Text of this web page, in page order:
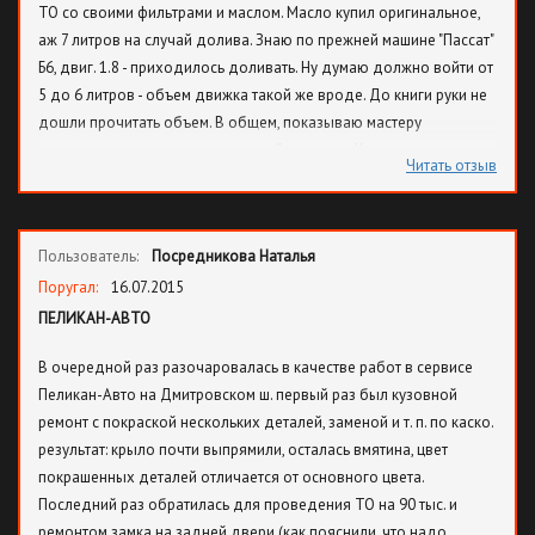
ТО со своими фильтрами и маслом. Масло купил оригинальное,
аж 7 литров на случай долива. Знаю по прежней машине "Пассат"
Б6, двиг. 1.8 - приходилось доливать. Ну думаю должно войти от
5 до 6 литров - объем движка такой же вроде. До книги руки не
дошли прочитать объем. В общем, показываю мастеру
пакете не оговаривал с ним. Приоткрыл, показал что есть и все.
Через 2-3 часа звонок -готова! Принимаю машину и, что же я
вижу на щупе! Щуп наполовину в масле! Я прошу долить до
отметки почти максимум, на что он мне отвечает, а мы все масло
вам залили, больше нет. Проверил багажник и салон,
литров залили в двигатель 1.8 и при том щуп на половину в
масле???? Ответ последовал тупой, детский, некорректный: "А я
не знаю, вот слесарь залил и сказал все, нет больше".
Соответственно, я уже понял, что залили они свое масло из
бочки, а мой оригинал забрали себе под шумок. И, как я сейчас
докажу, что у меня было 7 литров, нереально думаю. Ну да,
Читать отзыв
Пользователь:
Посредникова Наталья
Поругал:
16.07.2015
ПЕЛИКАН-АВТО
В очередной раз разочаровалась в качестве работ в сервисе
Пеликан-Авто на Дмитровском ш. первый раз был кузовной
ремонт с покраской нескольких деталей, заменой и т. п. по каско.
результат: крыло почти выпрямили, осталась вмятина, цвет
покрашенных деталей отличается от основного цвета.
Последний раз обратилась для проведения ТО на 90 тыс. и